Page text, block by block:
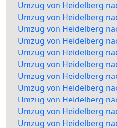
Umzug von Heidelberg
Umzug von Heidelberg
Umzug von Heidelberg
Umzug von Heidelberg
Umzug von Heidelberg
Umzug von Heidelberg
Umzug von Heidelberg
Umzug von Heidelberg
Umzug von Heidelberg
Umzug von Heidelberg
Umzug von Heidelberg